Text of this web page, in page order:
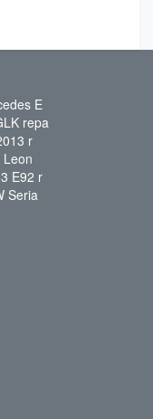
E
repa
r
E92 r
Seria